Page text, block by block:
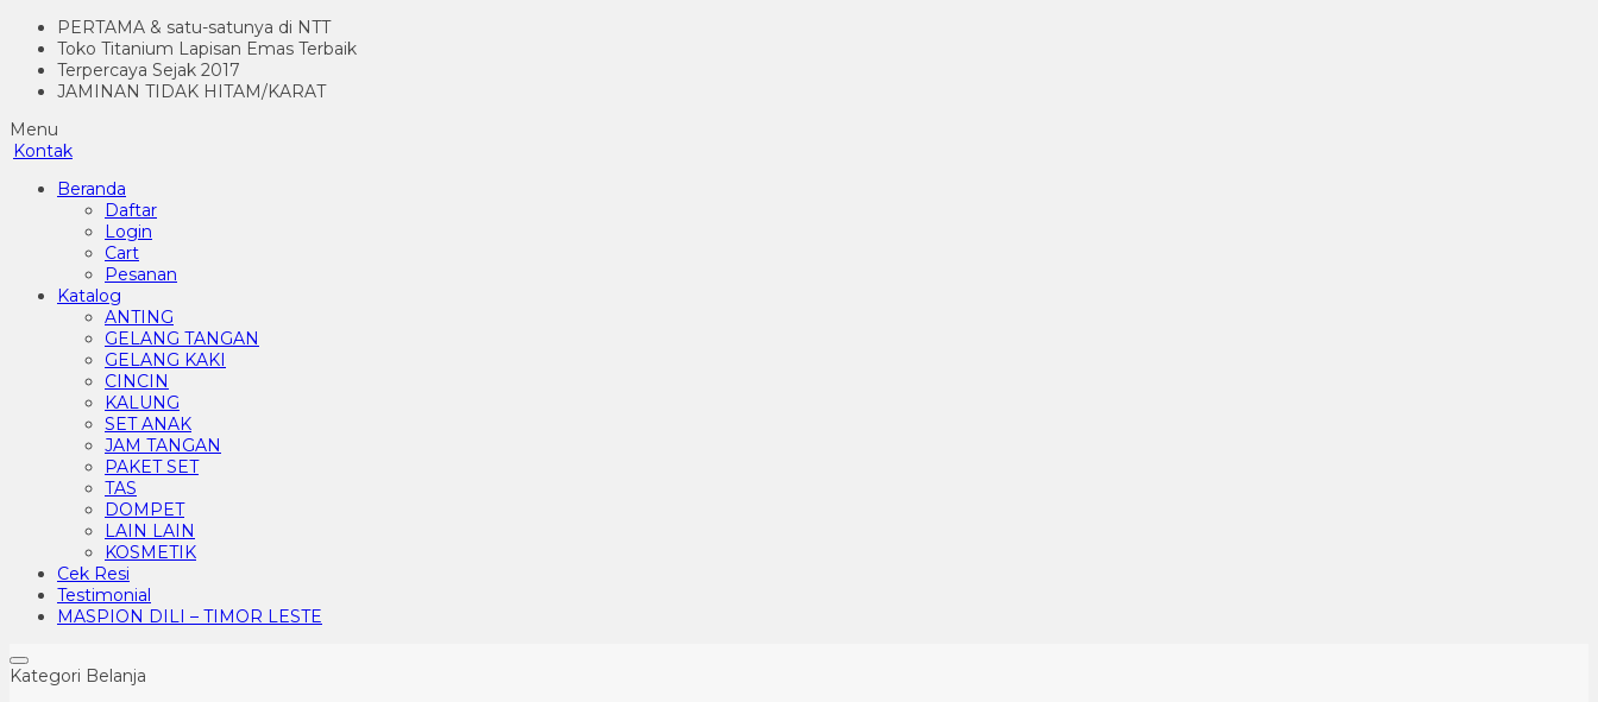
PERTAMA & satu-satunya di NTT
Toko Titanium Lapisan Emas Terbaik
Terpercaya Sejak 2017
JAMINAN TIDAK HITAM/KARAT
Menu
Kontak
Beranda
Daftar
Login
Cart
Pesanan
Katalog
ANTING
GELANG TANGAN
GELANG KAKI
CINCIN
KALUNG
SET ANAK
JAM TANGAN
PAKET SET
TAS
DOMPET
LAIN LAIN
KOSMETIK
Cek Resi
Testimonial
MASPION DILI – TIMOR LESTE
Kategori Belanja